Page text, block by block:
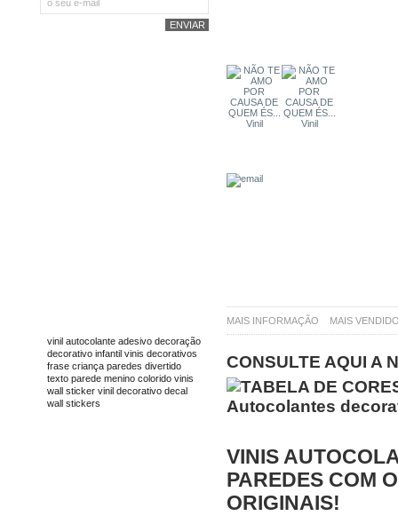
MAIS INFORMAÇÃO MAIS
CONSULTE AQUI A
VINIS
PAREDES COM
ORIGINAIS!
vinil autocolante adesivo decoração
decorativo infantil vinis decorativos
frase criança paredes divertido
texto parede menino colorido vinis
wall sticker vinil decorativo decal
wall stickers